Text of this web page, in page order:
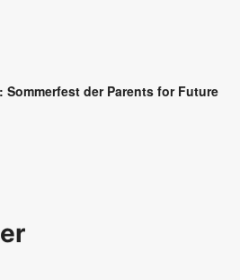
Sommerfest der Parents for Future